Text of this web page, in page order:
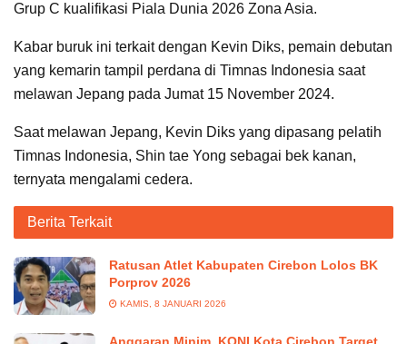
Grup C kualifikasi Piala Dunia 2026 Zona Asia.
Kabar buruk ini terkait dengan Kevin Diks, pemain debutan
yang kemarin tampil perdana di Timnas Indonesia saat
melawan Jepang pada Jumat 15 November 2024.
Saat melawan Jepang, Kevin Diks yang dipasang pelatih
Timnas Indonesia, Shin tae Yong sebagai bek kanan,
ternyata mengalami cedera.
Berita Terkait
Ratusan Atlet Kabupaten Cirebon Lolos BK
Porprov 2026
KAMIS, 8 JANUARI 2026